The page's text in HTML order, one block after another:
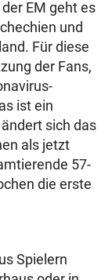
EM geht es
und
Für diese
der Fans,
ist ein
sich das
als jetzt
57-
die erste
Spielern